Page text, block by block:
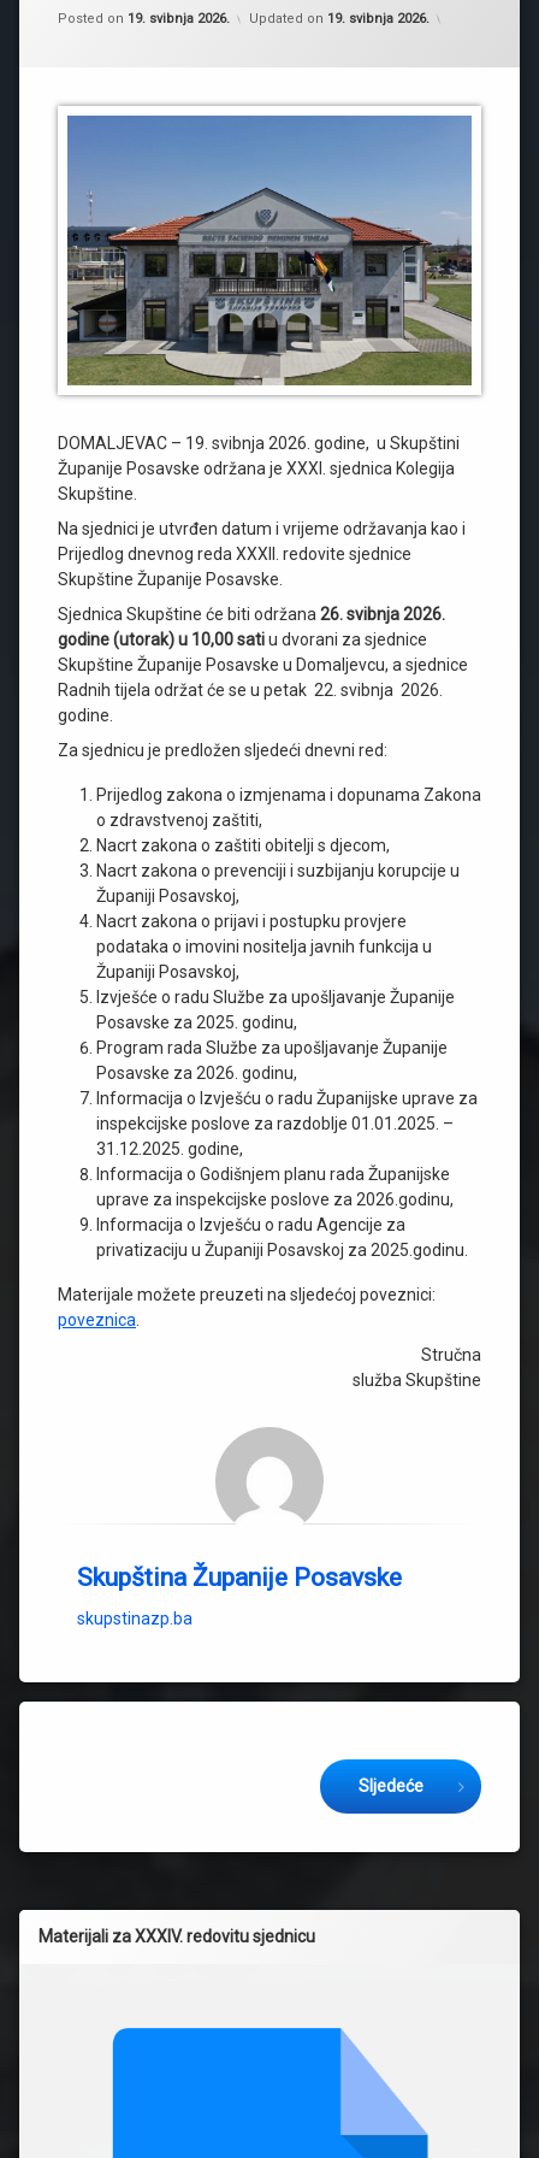
Posted on 19. svibnja 2026. Updated on 19. svibnja 2026.
DOMALJEVAC – 19. svibnja 2026. godine, u Skupštini
Županije Posavske održana je XXXI. sjednica Kolegija
Skupštine.
Na sjednici je utvrđen datum i vrijeme održavanja kao i
Prijedlog dnevnog reda XXXII. redovite sjednice
Skupštine Županije Posavske.
Sjednica Skupštine će biti održana 26.svibnja 2026.
godine (utorak) u 10,00 satiu dvorani za sjednice
Skupštine Županije Posavske u Domaljevcu, a sjednice
Radnih tijela održat će se u petak 22. svibnja 2026.
godine.
Za sjednicu je predložen sljedeći dnevni red:
Prijedlog zakona o izmjenama i dopunama Zakona
o zdravstvenoj zaštiti,
Nacrt zakona o zaštiti obitelji s djecom,
Nacrt zakona o prevenciji i suzbijanju korupcije u
Županiji Posavskoj,
Nacrt zakona o prijavi i postupku provjere
podataka o imovini nositelja javnih funkcija u
Županiji Posavskoj,
Izvješće o radu Službe za upošljavanje Županije
Posavske za 2025. godinu,
Program rada Službe za upošljavanje Županije
Posavske za 2026. godinu,
Informacija o Izvješću o radu Županijske uprave za
inspekcijske poslove za razdoblje 01.01.2025. –
31.12.2025. godine,
Informacija o Godišnjem planu rada Županijske
uprave za inspekcijske poslove za 2026.godinu,
Informacija o Izvješću o radu Agencije za
privatizaciju u Županiji Posavskoj za 2025.godinu.
Materijale možete preuzeti na sljedećoj poveznici:
poveznica
Stručna
služba Skupštine
Skupština Županije Posavske
skupstinazp.ba
Sljedeće
Materijali za XXXIV. redovitu sjednicu